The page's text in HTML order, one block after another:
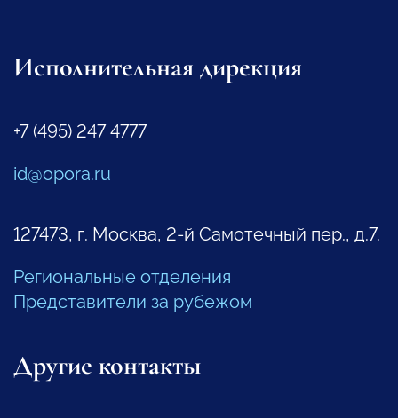
Исполнительная дирекция
+7 (495) 247 4777
id@opora.ru
127473, г. Москва, 2-й Самотечный пер., д.7.
Региональные отделения
Представители за рубежом
Другие контакты